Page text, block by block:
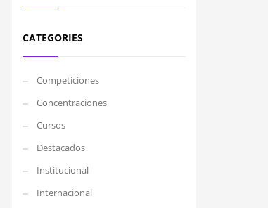
CATEGORIES
Competiciones
Concentraciones
Cursos
Destacados
Institucional
Internacional